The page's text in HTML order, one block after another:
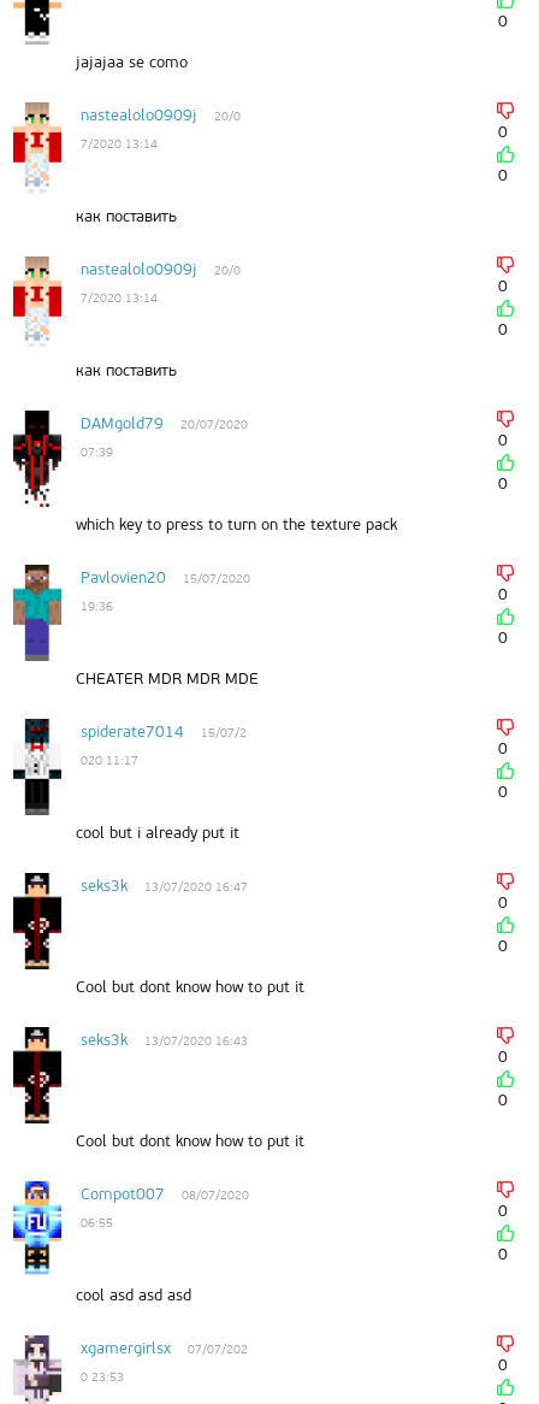
0
jajajaa se como
nastealolo0909j
20/0
7/2020 13:14
0
0
как поставить
nastealolo0909j
20/0
7/2020 13:14
0
0
как поставить
DAMgold79
20/07/2020
07:39
0
0
which key to press to turn on the texture pack
Pavlovien20
15/07/2020
19:36
0
0
CHEATER MDR MDR MDE
spiderate7014
15/07/2
020 11:17
0
0
cool but i already put it
seks3k 13/07/2020 16:47
0
0
Cool but dont know how to put it
seks3k 13/07/2020 16:43
0
0
Cool but dont know how to put it
Compot007
08/07/2020
06:55
0
0
cool asd asd asd
xgamergirlsx
07/07/202
0 23:53
0